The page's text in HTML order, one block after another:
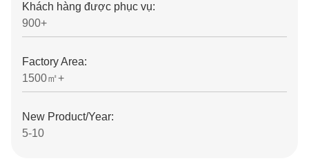
Khách hàng được phục vụ:
900+
Factory Area:
1500㎡+
New Product/Year:
5-10